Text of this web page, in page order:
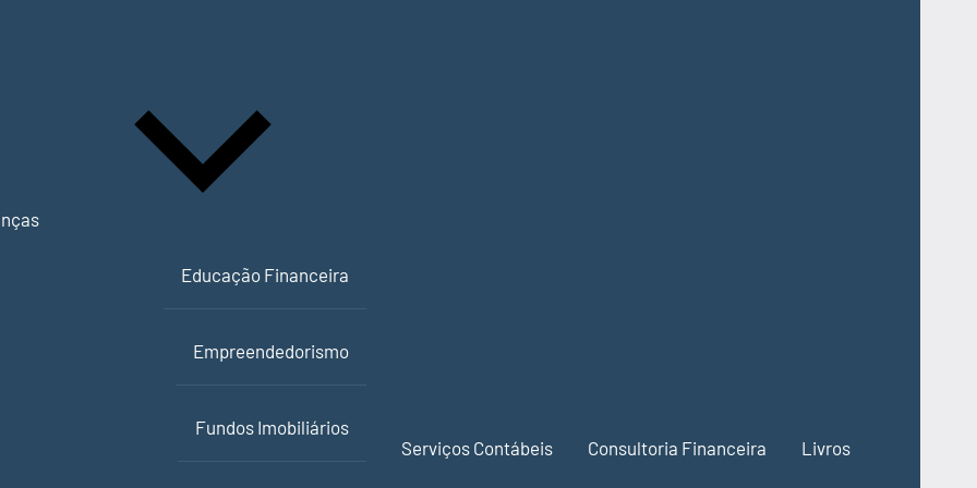
Educação Financeira
Empreendedorismo
Fundos Imobiliários
Serviços Contábeis
Consultoria Financeira Livros